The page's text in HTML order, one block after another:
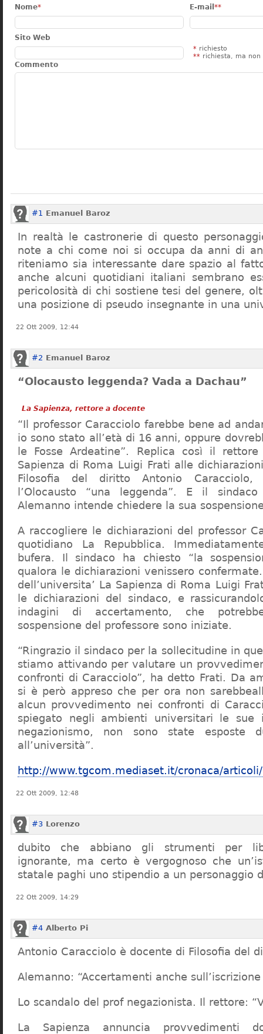
Nome* E-mail **
Sito Web
* richiesto
** richiesta, ma non
Commento
#1 Emanuel Baroz
In realtà le castronerie di questo
note a chi come noi si occupa da anni di
riteniamo sia interessante dare spazio al fatto
anche alcuni quotidiani italiani sembrano
pericolosità di chi sostiene tesi del genere,
una posizione di pseudo insegnante in una
22 Ott 2009, 12:44
#2 Emanuel Baroz
“Olocausto leggenda? Vada a Dachau”
La Sapienza, rettore a docente
“Il professor Caracciolo farebbe bene ad
io sono stato all’età di 16 anni, oppure
le Fosse Ardeatine”. Replica così il rettore
Sapienza di Roma Luigi Frati alle
Filosofia del diritto Antonio
l’Olocausto “una leggenda”. E il
Alemanno intende chiedere la sua
A raccogliere le dichiarazioni del professor
quotidiano La Repubblica.
bufera. Il sindaco ha chiesto “la
qualora le dichiarazioni venissero
dell’universita’ La Sapienza di Roma Luigi
le dichiarazioni del sindaco, e
indagini di accertamento, che
sospensione del professore sono iniziate.
“Ringrazio il sindaco per la sollecitudine in
stiamo attivando per valutare un
confronti di Caracciolo”, ha detto Frati. Da
si è però appreso che per ora non
alcun provvedimento nei confronti di
spiegato negli ambienti universitari le sue
negazionismo, non sono state esposte
all’università”.
http://www.tgcom.mediaset.it/cronaca/
22 Ott 2009, 12:48
#3 Lorenzo
dubito che abbiano gli strumenti per
ignorante, ma certo è vergognoso che
statale paghi uno stipendio a un personaggio
22 Ott 2009, 14:29
#4 Alberto Pi
Antonio Caracciolo è docente di Filosofia del
Alemanno: “Accertamenti anche
Lo scandalo del prof negazionista. Il rettore:
La Sapienza annuncia provvedimenti